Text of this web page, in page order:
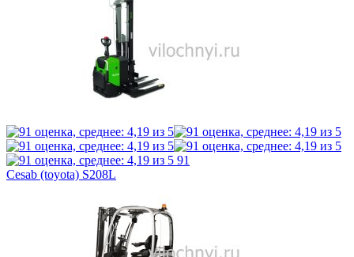
91
Cesab (toyota) S208L